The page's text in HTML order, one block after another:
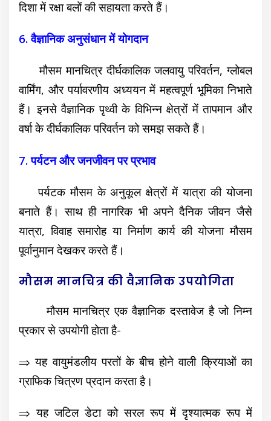
दिशा में रक्षा बलों की सहायता करते हैं।
6. वैज्ञानिक अनुसंधान में योगदान
मौसम मानचित्र दीर्घकालिक जलवायु परिवर्तन, ग्लोबल
वार्मिंग, और पर्यावरणीय अध्ययन में महत्वपूर्ण भूमिका निभाते
हैं।इनसे वैज्ञानिक पृथ्वी के विभिन्न क्षेत्रों में तापमान और
वर्षा के दीर्घकालिक परिवर्तन को समझ सकते हैं।
7. पर्यटन और जनजीवन पर प्रभाव
पर्यटक मौसम के अनुकूल क्षेत्रों में यात्रा की योजना
बनाते हैं। साथ ही नागरिक भी अपने दैनिक जीवन जैसे
यात्रा, विवाह समारोह या निर्माण कार्य की योजना मौसम
पूर्वानुमान देखकर करते हैं।
मौसम मानचित्र की वैज्ञानिक उपयोगिता
मौसम मानचित्र एक वैज्ञानिक दस्तावेज है जो निम्न
प्रकार से उपयोगी होता है-
⇒ यह वायुमंडलीय परतों के बीच होने वाली क्रियाओं का
ग्राफिक चित्रण प्रदान करता है।
⇒ यह जटिल डेटा को सरल रूप में दृश्यात्मक रूप में